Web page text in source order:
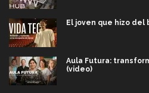
El joven que hizo del
Aula Futura:
(video)